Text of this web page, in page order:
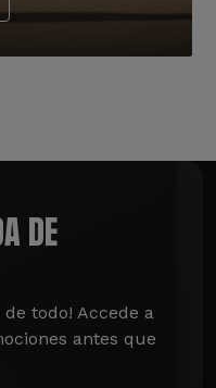
DE
todo! Accede a
antes que